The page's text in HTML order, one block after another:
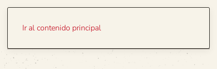
Ir al contenido principal